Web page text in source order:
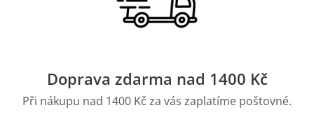
Doprava zdarma nad 1400 Kč
Při nákupu nad 1400 Kč za vás zaplatíme poštovné.